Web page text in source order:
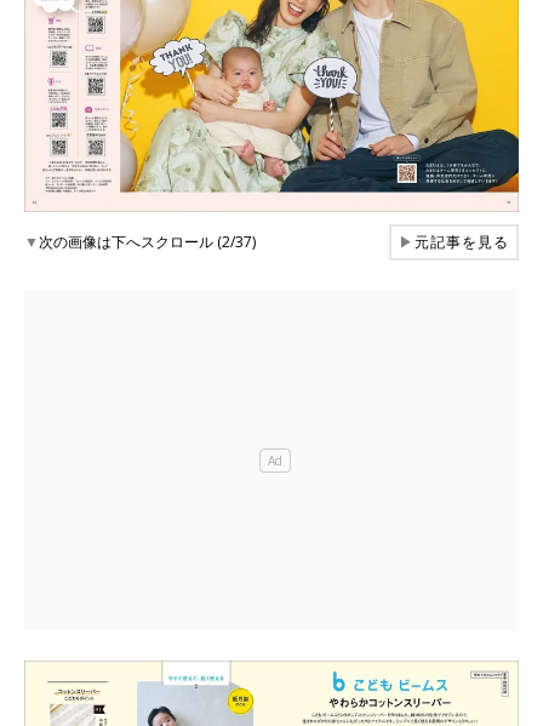
▼次の画像は下へスクロール (2/37) ▶元記事を見る